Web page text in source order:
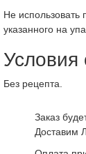
Не использовать
указанного на
Условия
Без рецепта.
Заказ
Доставим